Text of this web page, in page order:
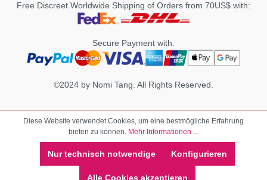
Free Discreet Worldwide Shipping of Orders from 70US$ with:
Secure Payment with:
©2024 by Nomi Tang. All Rights Reserved.
Diese Website verwendet Cookies, um eine bestmögliche Erfahrung
bieten zu können. Mehr Informationen ...
Nur technisch notwendige Konfigurieren
Alle Cookies akzeptieren